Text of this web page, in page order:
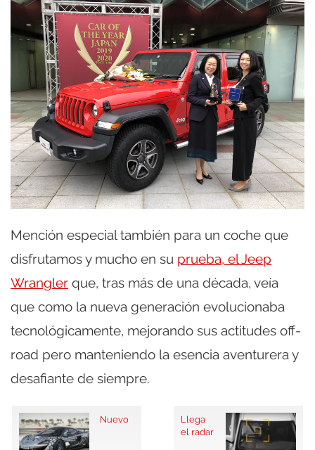
Mención especial también para un coche que
disfrutamos y mucho en su prueba, el Jeep
Wrangler que, tras más de una década, veía
que como la nueva generación evolucionaba
tecnológicamente, mejorando sus actitudes off-
road pero manteniendo la esencia aventurera y
desafiante de siempre.
Nuevo
Llega
el radar